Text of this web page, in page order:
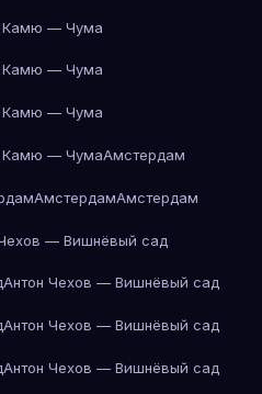
Камю — Чума
Камю — Чума
Камю — Чума
Камю — ЧумаАмстердам
АмстердамАмстердам
— Вишнёвый сад
Антон Чехов — Вишнёвый сад
Антон Чехов — Вишнёвый сад
Антон Чехов — Вишнёвый сад